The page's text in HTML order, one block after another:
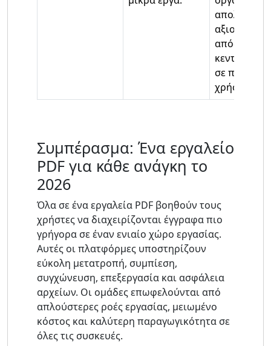
αξιοπιστία,
απόδοση
κεντρικό
σε πολλούς
χρήστες.
Συμπέρασμα: Ένα εργαλείο
PDF για κάθε ανάγκη το
2026
Όλα σε ένα εργαλεία PDF βοηθούν τους
χρήστες να διαχειρίζονται έγγραφα πιο
γρήγορα σε έναν ενιαίο χώρο εργασίας.
Αυτές οι πλατφόρμες υποστηρίζουν
εύκολη μετατροπή, συμπίεση,
συγχώνευση, επεξεργασία και ασφάλεια
αρχείων. Οι ομάδες επωφελούνται από
απλούστερες ροές εργασίας, μειωμένο
κόστος και καλύτερη παραγωγικότητα σε
όλες τις συσκευές.